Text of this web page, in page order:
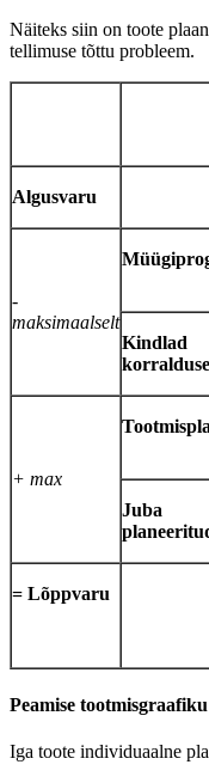
Näiteks siin on toote
tellimuse tõttu probleem.
Algusvaru
-
maksimaalselt
Kindlad
+ max
Juba
= Lõppvaru
Peamise
Iga toote individuaalne